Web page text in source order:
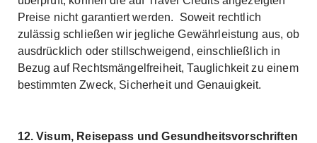
Preise nicht garantiert werden. Soweit rechtlich
zulässig schließen wir jegliche Gewährleistung aus, ob
ausdrücklich oder stillschweigend, einschließlich in
Bezug auf Rechtsmängelfreiheit, Tauglichkeit zu einem
bestimmten Zweck, Sicherheit und Genauigkeit.
12. Visum, Reisepass und Gesundheitsvorschriften